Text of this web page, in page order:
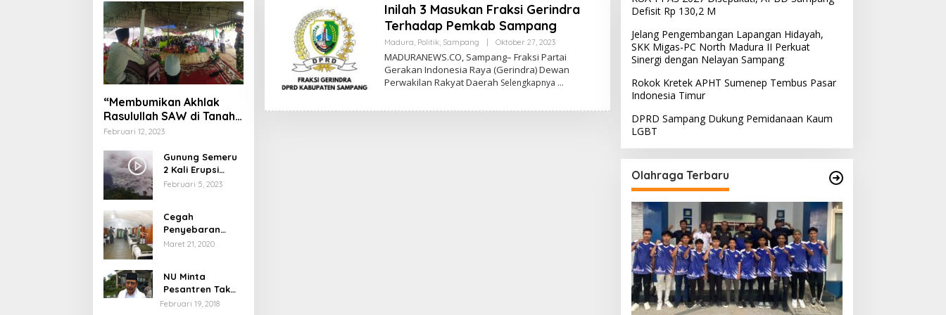
“Membumikan Akhlak
Rasulullah SAW di Tanah
Nusantara”
Februari 12, 2023
Gunung Semeru
2 Kali Erupsi
dengan Tinggi
Februari 5, 2023
Cegah
Penyebaran
Virus Corona,
Pelayanan
Maret 21, 2020
NU Minta
Pesantren Tak
Terprovokasi
Februari 19, 2018
Inilah 3 Masukan Fraksi Gerindra
Terhadap Pemkab Sampang
Madura, Politik, Sampang Oktober 27, 2023Oleh
MADURANEWS.CO, Sampang– Fraksi Partai
Gerakan Indonesia Raya (Gerindra) Dewan
Perwakilan Rakyat Daerah Selengkapnya
Defisit Rp 130,2 M
Jelang Pengembangan Lapangan Hidayah,
SKK Migas-PC North Madura II Perkuat
Sinergi dengan Nelayan Sampang
Rokok Kretek APHT Sumenep Tembus Pasar
Indonesia Timur
DPRD Sampang Dukung Pemidanaan Kaum
LGBT
Olahraga Terbaru